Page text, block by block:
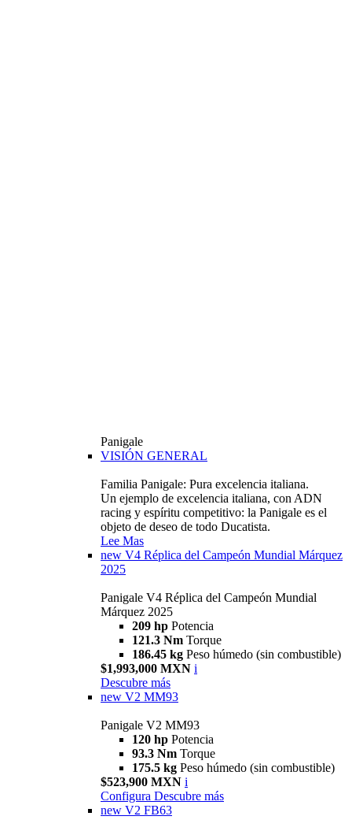
Panigale
VISIÓN GENERAL
Familia Panigale: Pura excelencia italiana.
Un ejemplo de excelencia italiana, con ADN
racing y espíritu competitivo: la Panigale es el
objeto de deseo de todo Ducatista.
Lee Mas
new V4 Réplica del Campeón Mundial Márquez
2025
Panigale V4 Réplica del Campeón Mundial
Márquez 2025
209 hp Potencia
121.3 Nm Torque
186.45 kg Peso húmedo (sin combustible)
$1,993,000 MXN i
Descubre más
new V2 MM93
Panigale V2 MM93
120 hp Potencia
93.3 Nm Torque
175.5 kg Peso húmedo (sin combustible)
$523,900 MXN i
Configura Descubre más
new V2 FB63